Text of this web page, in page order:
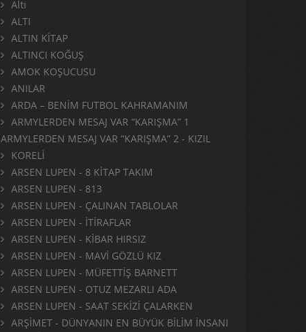
Altı
ALTI
ALTIN KİTAP
ALTINCI KOĞUŞ
AMOK KOŞUCUSU
ANILAR
ARDA – BENİM FUTBOL KAHRAMANIM
ARMYLERDEN MESAJ VAR “KARIŞMA” 1
ARMYLERDEN MESAJ VAR “KARIŞMA” 2 - KIZIL
KORELİ
ARSEN LUPEN - 8 KİTAP TAKIM
ARSEN LUPEN - 813
ARSEN LUPEN - ÇALINAN TABLOLAR
ARSEN LUPEN - İTİRAFLAR
ARSEN LUPEN - KİBAR HIRSIZ
ARSEN LUPEN - MAVİ GÖZLÜ KIZ
ARSEN LUPEN - MÜFETTİŞ BARNETT
ARSEN LUPEN - OTUZ MEZARLI ADA
ARSEN LUPEN - SAAT SEKİZİ ÇALARKEN
ARŞİMET - DÜNYANIN EN BÜYÜK BİLİM İNSANI